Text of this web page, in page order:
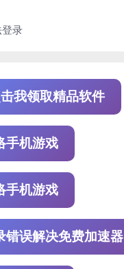
录
我领取精品软件
手机游戏
手机游戏
错误解决免费加速器